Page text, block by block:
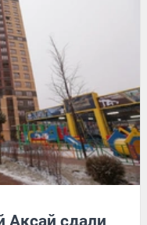
Аксай сдали